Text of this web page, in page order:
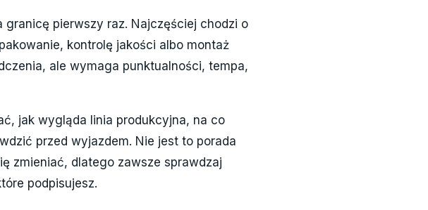
pierwszy raz. Najczęściej chodzi o
kontrolę jakości albo montaż
ale wymaga punktualności, tempa,
jak wygląda linia produkcyjna, na co
przed wyjazdem. Nie jest to porada
zmieniać, dlatego zawsze sprawdzaj
podpisujesz.